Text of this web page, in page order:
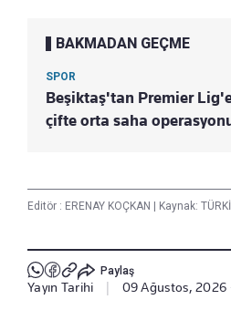
BAKMADAN GEÇME
SPOR
Beşiktaş'tan Premier
çifte orta saha
Editör : ERENAY KOÇKAN | Kaynak:
Paylaş
Yayın Tarihi 09 Ağustos, 2026